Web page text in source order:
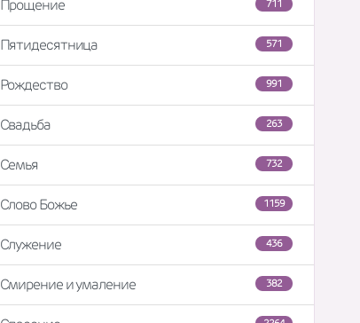
711
Прощение
571
Пятидесятница
991
Рождество
263
Свадьба
732
Семья
1159
Слово Божье
436
Служение
382
Смирение и умаление